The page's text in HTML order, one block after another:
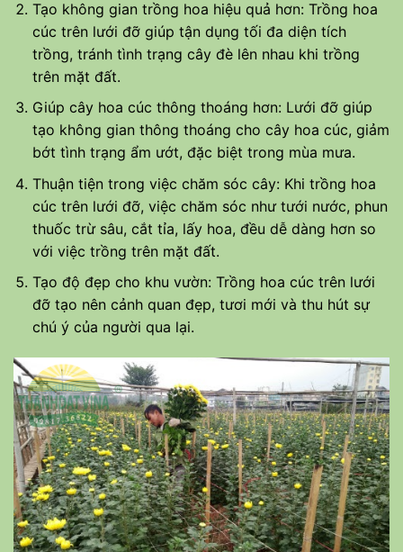
Tạo không gian trồng hoa hiệu quả hơn: Trồng hoa
cúc trên lưới đỡ giúp tận dụng tối đa diện tích
trồng, tránh tình trạng cây đè lên nhau khi trồng
trên mặt đất.
Giúp cây hoa cúc thông thoáng hơn: Lưới đỡ giúp
tạo không gian thông thoáng cho cây hoa cúc, giảm
bớt tình trạng ẩm ướt, đặc biệt trong mùa mưa.
Thuận tiện trong việc chăm sóc cây: Khi trồng hoa
cúc trên lưới đỡ, việc chăm sóc như tưới nước, phun
thuốc trừ sâu, cắt tỉa, lấy hoa, đều dễ dàng hơn so
với việc trồng trên mặt đất.
Tạo độ đẹp cho khu vườn: Trồng hoa cúc trên lưới
đỡ tạo nên cảnh quan đẹp, tươi mới và thu hút sự
chú ý của người qua lại.